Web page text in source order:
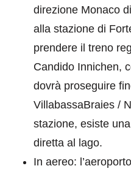
direzione Monaco
alla stazione di
prendere il treno
Candido Innichen,
dovrà proseguire
VillabassaBraies /
stazione, esiste
diretta al lago.
In aereo: